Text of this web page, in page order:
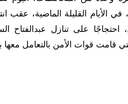
في الأيام القليلة الماضية،
إبريل، احتجاجًا على تنازل
قامت قوات الأمن بالتعامل